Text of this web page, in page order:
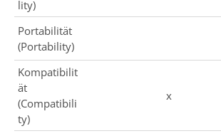
lity)
Portabilität
(Portability)
Kompatibilit
ät
(Compatibili
ty)
x